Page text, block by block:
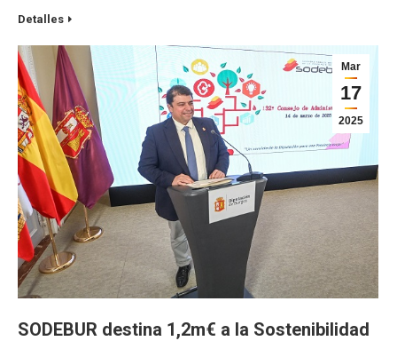
Detalles
Mar
17
2025
SODEBUR destina 1,2m€ a la Sostenibilidad